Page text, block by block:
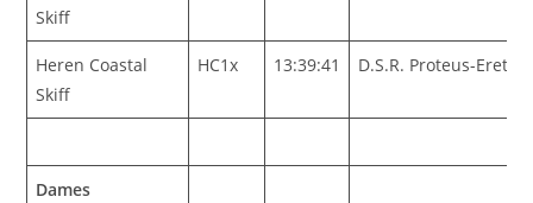
Skiff
Heren Coastal
Skiff
HC1x 13:39:41 D.S.R. Proteus-Eretes
Dames